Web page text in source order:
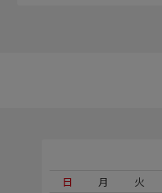
日
月 火